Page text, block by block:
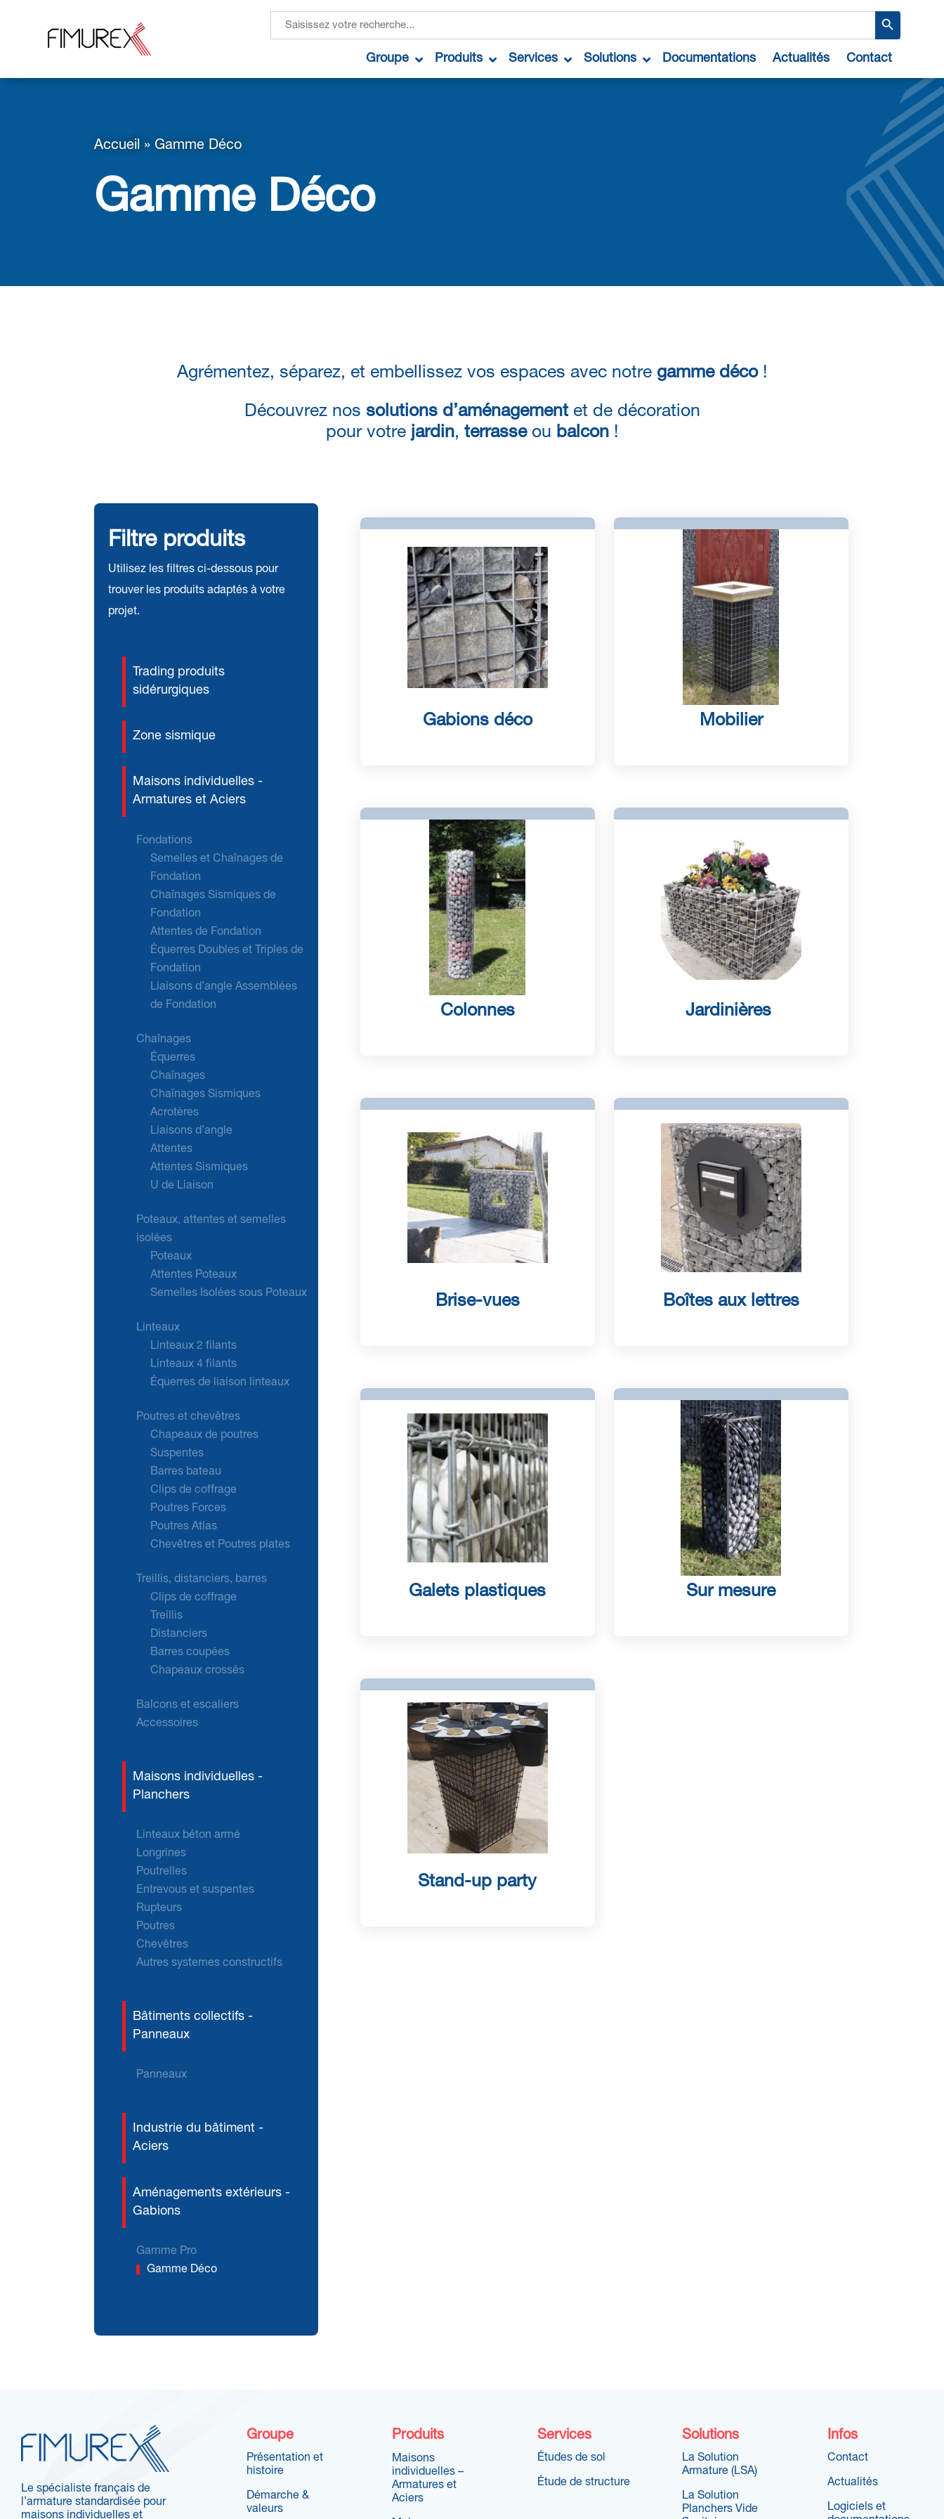
for:
Search Button
Groupe Produits Services Solutions Documentations Actualités Contact
Accueil »Gamme Déco
Gamme Déco
Agrémentez, séparez, et embellissez vos espaces avec notre gamme déco!
Découvrez nos solutions d’aménagementet de décoration
pour votre jardin, terrasseou balcon !
Filtre produits
Utilisez les filtres ci-dessous pour
trouver les produits adaptés à votre
projet.
Trading produits
sidérurgiques
Zone sismique
Maisons individuelles -
Armatures et Aciers
Fondations
Semelles et Chaînages de
Fondation
Chaînages Sismiques de
Fondation
Attentes de Fondation
Équerres Doubles et Triples de
Fondation
Liaisons d’angle Assemblées
de Fondation
Chaînages
Équerres
Chaînages
Chaînages Sismiques
Acrotères
Liaisons d’angle
Attentes
Attentes Sismiques
U de Liaison
Poteaux, attentes et semelles
isolées
Poteaux
Attentes Poteaux
Semelles Isolées sous Poteaux
Linteaux
Linteaux 2 filants
Linteaux 4 filants
Équerres de liaison linteaux
Poutres et chevêtres
Chapeaux de poutres
Suspentes
Barres bateau
Clips de coffrage
Poutres Forces
Poutres Atlas
Chevêtres et Poutres plates
Treillis, distanciers, barres
Clips de coffrage
Treillis
Distanciers
Barres coupées
Chapeaux crossés
Balcons et escaliers
Accessoires
Maisons individuelles -
Planchers
Linteaux béton armé
Longrines
Poutrelles
Entrevous et suspentes
Rupteurs
Poutres
Chevêtres
Autres systemes constructifs
Bâtiments collectifs -
Panneaux
Panneaux
Industrie du bâtiment -
Aciers
Aménagements extérieurs -
Gabions
Gamme Pro
Gamme Déco
Gabions déco Mobilier
Colonnes Jardinières
Brise-vues Boîtes aux lettres
Galets plastiques Sur mesure
Stand-up party
Le spécialiste français de
l’armature standardisée pour
maisons individuelles et
Groupe
Présentation et
histoire
Démarche &
valeurs
Produits
Maisons
individuelles –
Armatures et
Aciers
Services
Études de sol
Étude de structure
Solutions
La Solution
Armature (LSA)
La Solution
Planchers Vide
Infos
Contact
Actualités
Logiciels et